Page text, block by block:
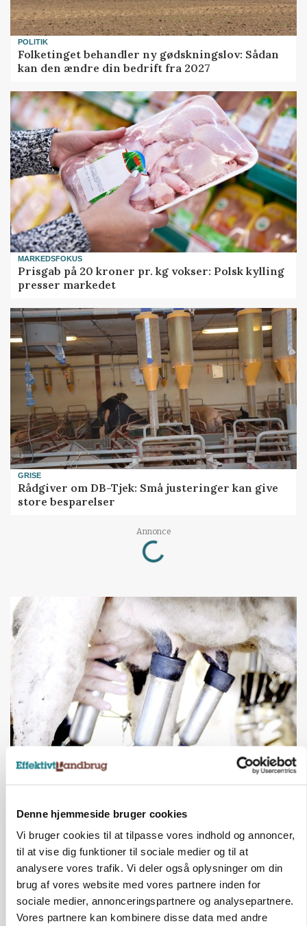
Denne hjemmeside bruger cookies
Vi bruger cookies til at tilpasse vores indhold og annoncer,
til at vise dig funktioner til sociale medier og til at
analysere vores trafik. Vi deler også oplysninger om din
brug af vores website med vores partnere inden for
sociale medier, annonceringspartnere og analysepartnere.
Vores partnere kan kombinere disse data med andre
POLITIK
Folketinget behandler ny gødskningslov: Sådan
kan den ændre din bedrift fra 2027
MARKEDSFOKUS
Prisgab på 20 kroner pr. kg vokser: Polsk kylling
presser markedet
GRISE
Rådgiver om DB-Tjek: Små justeringer kan give
store besparelser
Annonce
Loading...
MARKED